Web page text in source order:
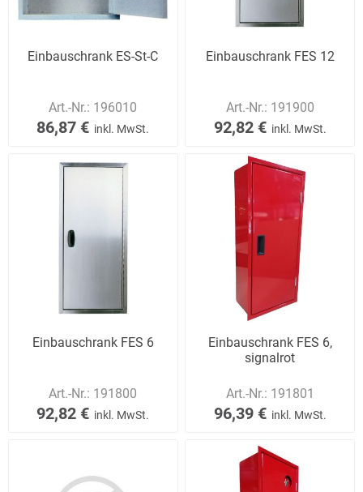
Einbauschrank ES-St-C
Art.-Nr.: 196010
86,87 € inkl. MwSt.
Einbauschrank FES 12
Art.-Nr.: 191900
92,82 € inkl. MwSt.
Einbauschrank FES 6
Art.-Nr.: 191800
92,82 € inkl. MwSt.
Einbauschrank FES 6,
signalrot
Art.-Nr.: 191801
96,39 € inkl. MwSt.